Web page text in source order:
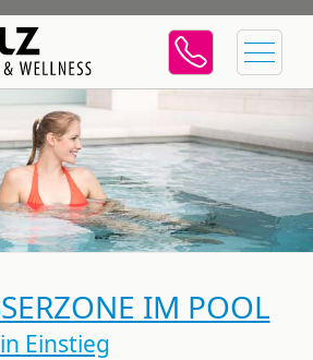
IM POOL
Einstieg